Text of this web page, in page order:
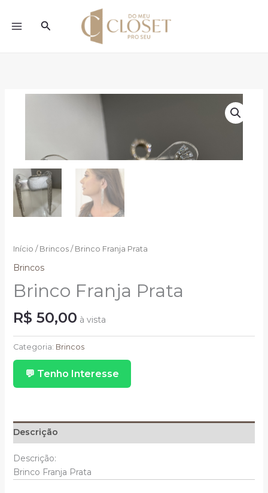
Pesquisar
Início / Brincos/ Brinco Franja Prata
Brincos
Brinco Franja Prata
R$ 50,00 à vista
Brinco
Franja
Prata
quantidade
Categoria: Brincos
💬 Tenho Interesse
Descrição
Descrição:
Brinco Franja Prata